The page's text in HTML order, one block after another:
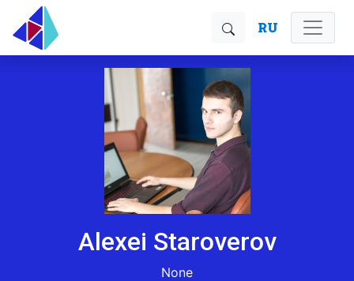
RU
Alexei Staroverov
None